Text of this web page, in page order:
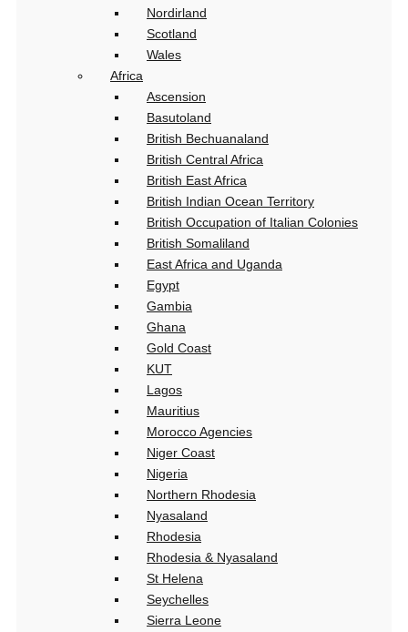
Nordirland
Scotland
Wales
Africa
Ascension
Basutoland
British Bechuanaland
British Central Africa
British East Africa
British Indian Ocean Territory
British Occupation of Italian Colonies
British Somaliland
East Africa and Uganda
Egypt
Gambia
Ghana
Gold Coast
KUT
Lagos
Mauritius
Morocco Agencies
Niger Coast
Nigeria
Northern Rhodesia
Nyasaland
Rhodesia
Rhodesia & Nyasaland
St Helena
Seychelles
Sierra Leone